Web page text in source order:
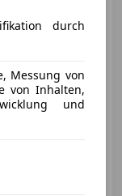
durch
Messung von
von Inhalten,
und